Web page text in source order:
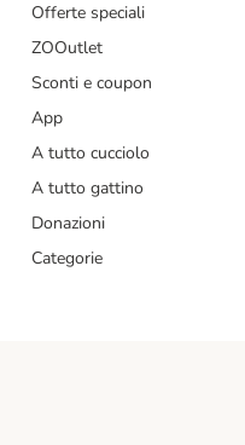
Offerte speciali
ZOOutlet
Sconti e coupon
App
A tutto cucciolo
A tutto gattino
Donazioni
Categorie